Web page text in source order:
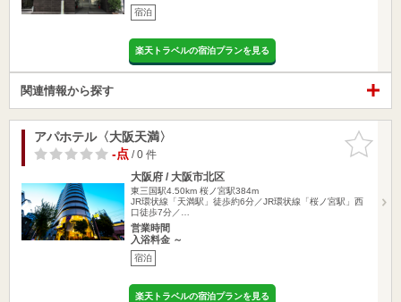
宿泊
楽天トラベルの宿泊プランを見る
関連情報から探す
お気に入
りに追加
アパホテル〈大阪天満〉
-点/ 0 件
大阪府 / 大阪市北区
東三国駅4.50km 桜ノ宮駅384m
JR環状線「天満駅」徒歩約6分／JR環状線「桜ノ宮駅」西
口徒歩7分／…
営業時間
入浴料金 ～
宿泊
楽天トラベルの宿泊プランを見る